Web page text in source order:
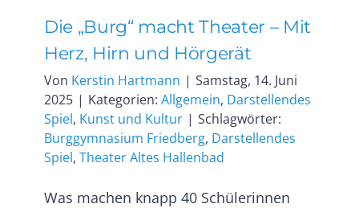
Die „Burg“ macht Theater – Mit
Herz, Hirn und Hörgerät
Von Kerstin Hartmann | Samstag, 14. Juni
2025 | Kategorien: Allgemein, Darstellendes
Spiel, Kunst und Kultur | Schlagwörter:
Burggymnasium Friedberg, Darstellendes
Spiel, Theater Altes Hallenbad
Was machen knapp 40 Schülerinnen